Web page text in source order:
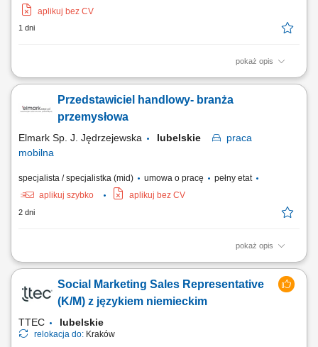
aplikuj bez CV
1 dni
pokaż opis
Rozwijanie współpracy z firmami produkcyjnymi oraz producentami
klientów. Pozyskiwanie nowych klientów oraz rozwijanie relacji z
obecnymi partnerami biznesowymi. Przygotowywanie ofert,
Przedstawiciel handlowy- branża
przemysłowa
Elmark Sp. J. Jędrzejewska lubelskie
praca
mobilna
specjalista / specjalistka (mid) umowa o pracę
pełny etat
aplikuj szybko
aplikuj bez CV
2 dni
pokaż opis
Twój zakres obowiązków: Reprezentowanie firmy w kontaktach
Współpraca z dużymi i średnimi firmami produkcyjnymi oraz
producentami maszyn. Pozyskiwanie nowych klientów oraz kontakt z
Social Marketing Sales Representative
(K/M) z językiem niemieckim
TTEC lubelskie
relokacja do: Kraków